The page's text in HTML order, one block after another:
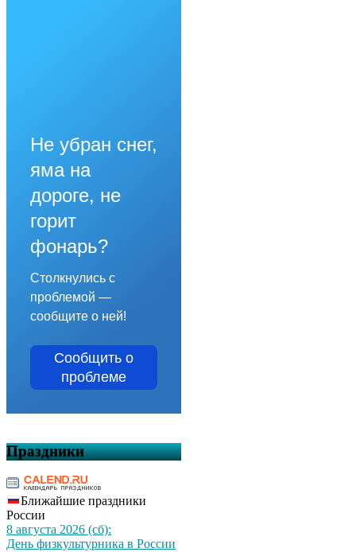
Не убран снег,
яма на
дороге, не
горит
фонарь?
Столкнулись с
проблемой —
сообщите о ней!
Сообщить о
проблеме
Праздники
Ближайшие праздники
России
8 августа 2026 (сб):
День физкультурника в России